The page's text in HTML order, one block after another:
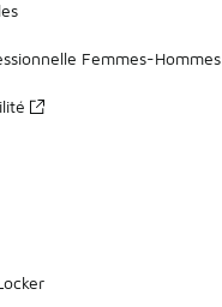
Femmes-Hommes